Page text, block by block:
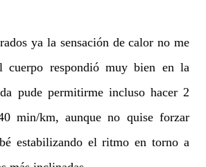
ya la sensación de calor no me
cuerpo respondió muy bien en la
pude permitirme incluso hacer 2
min/km, aunque no quise forzar
estabilizando el ritmo en torno a